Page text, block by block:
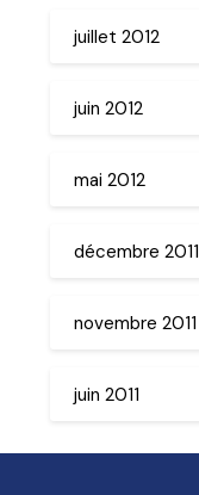
juillet 2012
juin 2012
mai 2012
décembre 2011
novembre 2011
juin 2011